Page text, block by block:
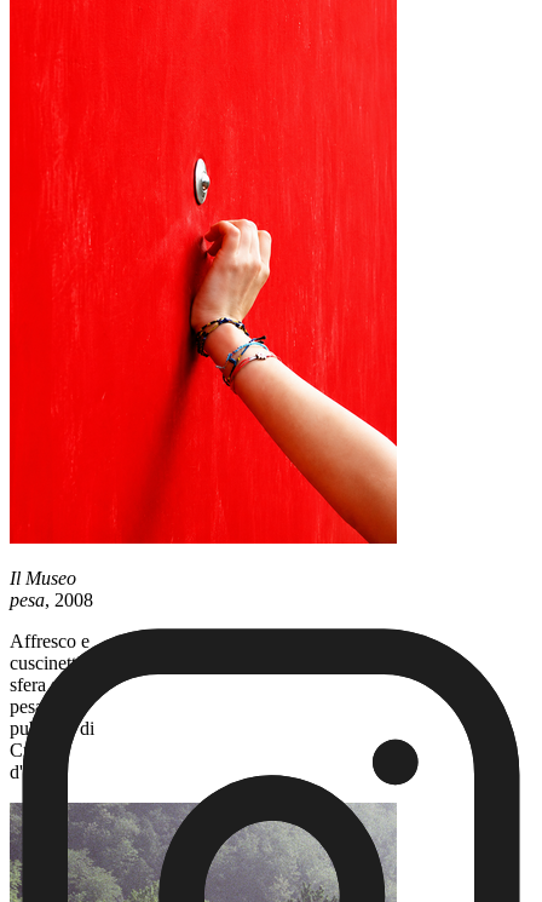
Il Museo
pesa, 2008
Affresco e
cuscinetti a
sfera su ex
pesa
pubblica di
Crotta
d'Adda